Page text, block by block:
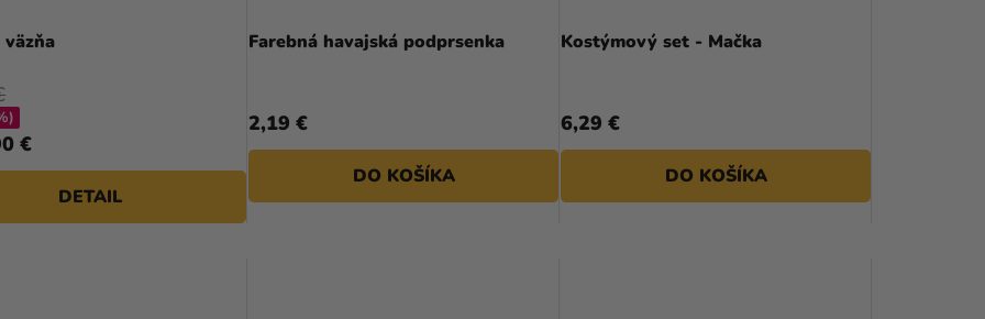
€
DETAIL
Farebná havajská podprsenka
2,19 €
DO KOŠÍKA
Kostýmový set - Mačka
6,29 €
DO KOŠÍKA